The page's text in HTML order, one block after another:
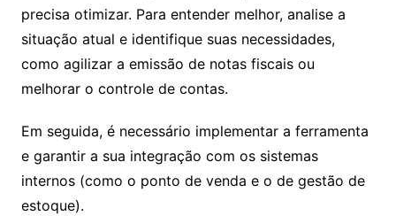
precisa otimizar. Para entender melhor, analise a
situação atual e identifique suas necessidades,
como agilizar a emissão de notas fiscais ou
melhorar o controle de contas.
Em seguida, é necessário implementar a ferramenta
e garantir a sua integração com os sistemas
internos (como o ponto de venda e o de gestão de
estoque).